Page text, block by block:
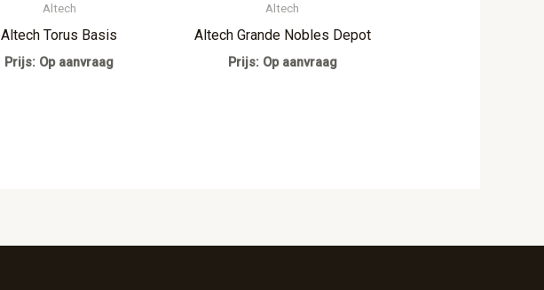
Altech
Altech Torus Basis
Prijs: Op aanvraag
Altech
Altech Grande Nobles Depot
Prijs: Op aanvraag